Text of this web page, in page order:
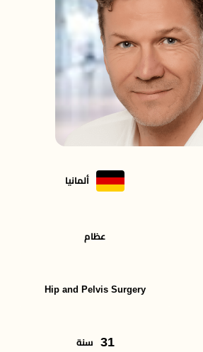
ألمانيا
عظام
Hip and Pelvis Surgery
31 سنة